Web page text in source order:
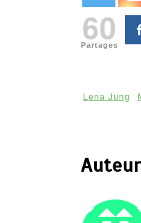
60
Partages
Lena Jung